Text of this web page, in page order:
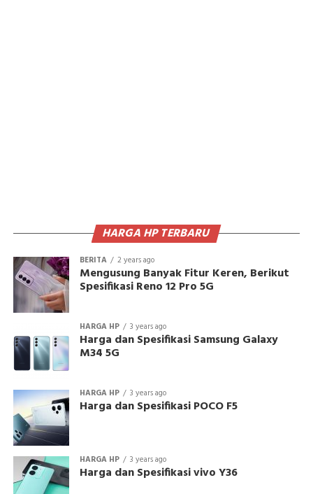
HARGA HP TERBARU
BERITA 2 years ago
Mengusung Banyak Fitur Keren, Berikut
Spesifikasi Reno 12 Pro 5G
HARGA HP 3 years ago
Harga dan Spesifikasi Samsung Galaxy
M34 5G
HARGA HP 3 years ago
Harga dan Spesifikasi POCO F5
HARGA HP 3 years ago
Harga dan Spesifikasi vivo Y36